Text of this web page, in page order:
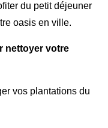
du petit déjeuner
oasis en ville.
nettoyer votre
vos plantations du